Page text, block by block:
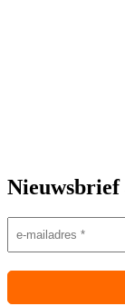
Nieuwsbrief